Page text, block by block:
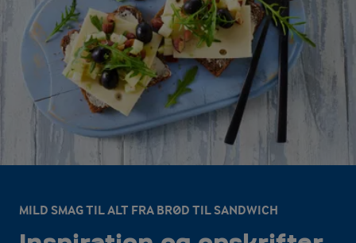
MILD SMAG TIL ALT FRA BRØD TIL SANDWICH